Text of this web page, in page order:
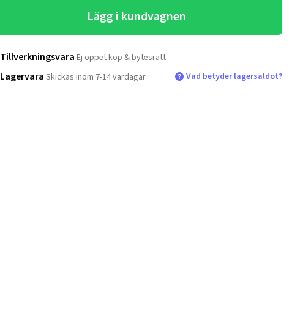
Lägg i kundvagnen
Tillverkningsvara Ej öppet köp & bytesrätt
Lagervara Skickas inom 7-14 vardagar Vad betyder lagersaldot?